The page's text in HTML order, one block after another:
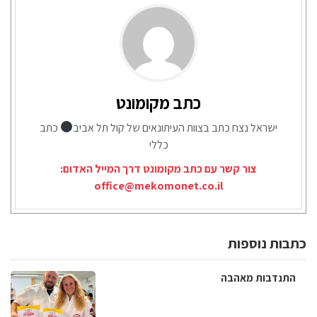
כתב מקומונט
ישראל נצח כתב בצוות העיתונאים של קול תל אביב
כתב
כללי
צור קשר עם כתב מקומונט דרך המייל האדום:
office@mekomonet.co.il
כתבות נוספות
התנדבות מאהבה